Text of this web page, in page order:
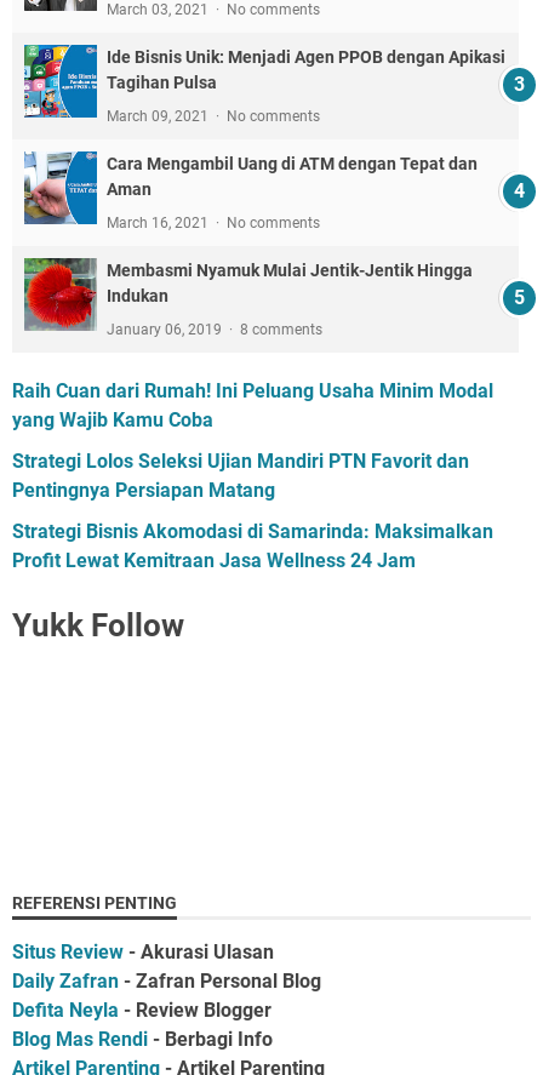
March 03, 2021 No comments
Ide Bisnis Unik: Menjadi Agen PPOB dengan Apikasi
Tagihan Pulsa
March 09, 2021 No comments
Cara Mengambil Uang di ATM dengan Tepat dan
Aman
March 16, 2021 No comments
Membasmi Nyamuk Mulai Jentik-Jentik Hingga
Indukan
January 06, 2019 8 comments
Raih Cuan dari Rumah! Ini Peluang Usaha Minim Modal
yang Wajib Kamu Coba
Strategi Lolos Seleksi Ujian Mandiri PTN Favorit dan
Pentingnya Persiapan Matang
Strategi Bisnis Akomodasi di Samarinda: Maksimalkan
Profit Lewat Kemitraan Jasa Wellness 24 Jam
Yukk Follow
REFERENSI PENTING
Situs Review - Akurasi Ulasan
Daily Zafran - Zafran Personal Blog
Defita Neyla - Review Blogger
Blog Mas Rendi - Berbagi Info
Artikel Parenting - Artikel Parenting